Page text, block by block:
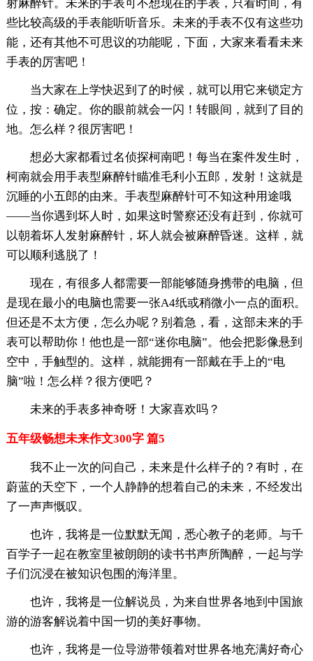
射麻醉针。未来的手表可不想现在的手表，只看时间，有
些比较高级的手表能听听音乐。未来的手表不仅有这些功
能，还有其他不可思议的功能呢，下面，大家来看看未来
手表的厉害吧！
当大家在上学快迟到了的时候，就可以用它来锁定方
位，按：确定。你的眼前就会一闪！转眼间，就到了目的
地。怎么样？很厉害吧！
想必大家都看过名侦探柯南吧！每当在案件发生时，
柯南就会用手表型麻醉针瞄准毛利小五郎，发射！这就是
沉睡的小五郎的由来。手表型麻醉针可不知这种用途哦
——当你遇到坏人时，如果这时警察还没有赶到，你就可
以朝着坏人发射麻醉针，坏人就会被麻醉昏迷。这样，就
可以顺利逃脱了！
现在，有很多人都需要一部能够随身携带的电脑，但
是现在最小的电脑也需要一张A4纸或稍微小一点的面积。
但还是不太方便，怎么办呢？别着急，看，这部未来的手
表可以帮助你！他也是一部“迷你电脑”。他会把影像悬到
空中，手触型的。这样，就能拥有一部戴在手上的“电
脑”啦！怎么样？很方便吧？
未来的手表多神奇呀！大家喜欢吗？
五年级畅想未来作文300字 篇5
我不止一次的问自己，未来是什么样子的？有时，在
蔚蓝的天空下，一个人静静的想着自己的未来，不经发出
了一声声慨叹。
也许，我将是一位默默无闻，悉心教子的老师。与千
百学子一起在教室里被朗朗的读书书声所陶醉，一起与学
子们沉浸在被知识包围的海洋里。
也许，我将是一位解说员，为来自世界各地到中国旅
游的游客解说着中国一切的美好事物。
也许，我将是一位导游带领着对世界各地充满好奇心